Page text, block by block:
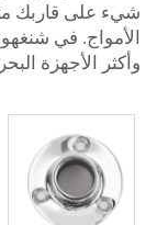
شيء على قاربك
الأمواج. في
وأكثر الأجهزة